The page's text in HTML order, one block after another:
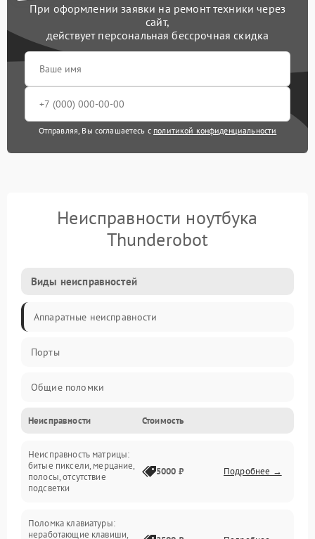
При оформлении заявки на ремонт техники через
сайт,
действует персональная бессрочная скидка
Отправляя, Вы соглашаетесь с политикой конфиденциальности
Неисправности ноутбука
Thunderobot
Виды неисправностей
Аппаратные неисправности
Порты
Общие поломки
Устройства
Программные ошибки
Электрические и системные сбои
Интерфейсные проблемы
Неисправности Стоимость
Неисправность матрицы:
битые пиксели, мерцание,
полосы, отсутствие
подсветки
5000 ₽ Подробнее →
Поломка клавиатуры:
неработающие клавиши,